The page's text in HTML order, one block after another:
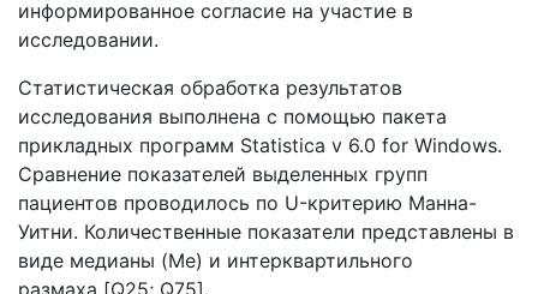
информированное согласие на участие в
исследовании.
Статистическая обработка результатов
исследования выполнена с помощью пакета
прикладных программ Statistica v 6.0 for Windows.
Сравнение показателей выделенных групп
пациентов проводилось по U-критерию Манна-
Уитни. Количественные показатели представлены в
виде медианы (Ме) и интерквартильного
размаха [Q25; Q75].